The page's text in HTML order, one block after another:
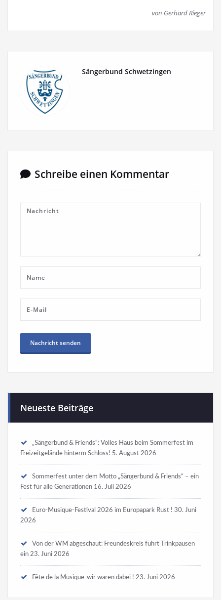
von Gerhard Rieger
Sängerbund Schwetzingen
Schreibe einen Kommentar
Neueste Beiträge
„Sängerbund & Friends“: Volles Haus beim Sommerfest im
Freizeitgelände hinterm Schloss! 5. August 2026
Sommerfest unter dem Motto „Sängerbund & Friends“ – ein
Fest für alle Generationen 16. Juli 2026
Euro-Musique-Festival 2026 im Europapark Rust ! 30. Juni
2026
Von der WM abgeschaut: Freundeskreis führt Trinkpausen
ein 23. Juni 2026
Fête de la Musique-wir waren dabei ! 23. Juni 2026